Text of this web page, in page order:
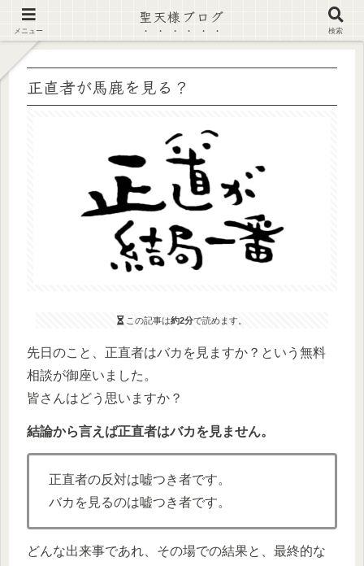
【注意喚起】偽サイト及び偽情報に注意 ▶確認する◀
正直者が馬鹿を見る？
この記事は約2分で読めます。
先日のこと、正直者はバカを見ますか？という無料
相談が御座いました。
皆さんはどう思いますか？
結論から言えば正直者はバカを見ません。
正直者の反対は嘘つき者です。
バカを見るのは嘘つき者です。
どんな出来事であれ、その場での結果と、最終的な
メニュー
聖天様ブログ
検索